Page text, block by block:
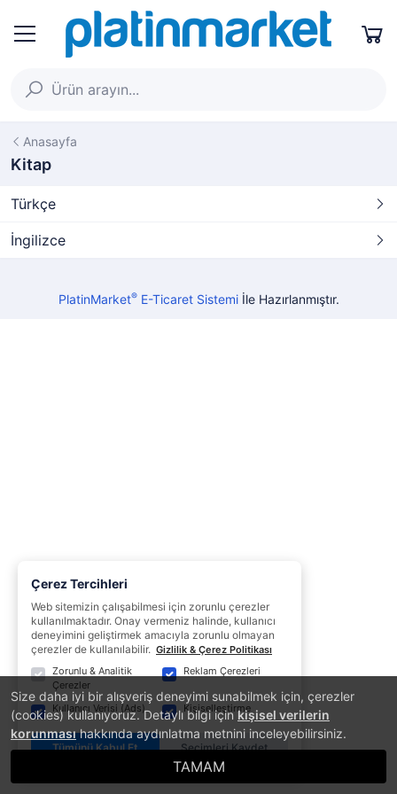
Size daha iyi bir alışveriş deneyimi sunabilmek için, çerezler
(cookies) kullanıyoruz. Detaylı bilgi içinkişisel verilerin
korunmasıhakkında aydınlatma metnini inceleyebilirsiniz.
TAMAM
Anasayfa
Kitap
Türkçe
İngilizce
PlatinMarket®E-Ticaret Sistemiİle Hazırlanmıştır.
Çerez Tercihleri
Web sitemizin çalışabilmesi için zorunlu çerezler
kullanılmaktadır. Onay vermeniz halinde, kullanıcı
deneyimini geliştirmek amacıyla zorunlu olmayan
çerezler de kullanılabilir. Gizlilik & Çerez Politikası
Zorunlu & Analitik
Çerezler
Reklam Çerezleri
Kullanıcı Verisi (Ads) Kişiselleştirme
Tümünü Kabul Et Seçimleri Kaydet